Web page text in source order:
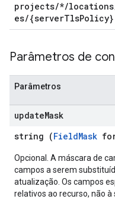
projects/*/
es/{serverTlsPolicy}
Parâmetros de
Parâmetros
updateMask
string (FieldMask
Opcional. A máscara de
campos a serem
atualização. Os campos
relativos ao recurso, não